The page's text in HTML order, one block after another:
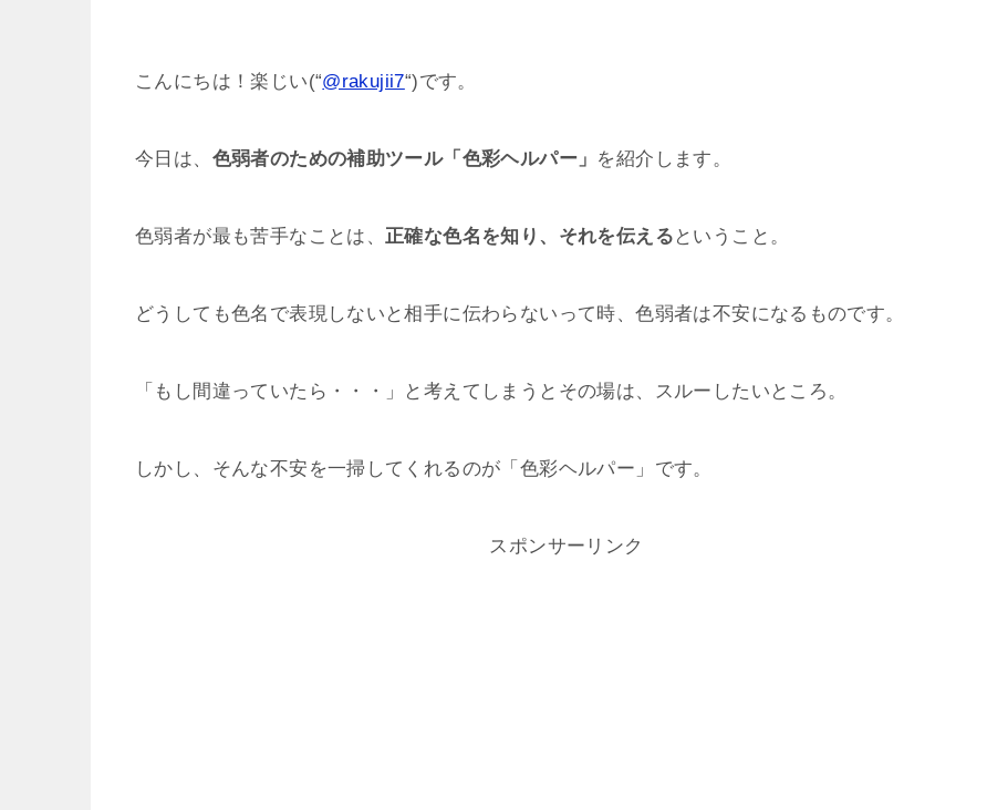
こんにちは！楽じい(“@rakujii7“)です。
今日は、 色弱者のための補助ツール「色彩ヘルパー」 を紹介します。
色弱者が最も苦手なことは、正確な色名を知り、それを伝える ということ。
どうしても色名で表現しないと相手に伝わらないって時、色弱者は不安になるものです。
「もし間違っていたら・・・」と考えてしまうとその場は、スルーしたいところ。
しかし、そんな不安を一掃してくれるのが「色彩ヘルパー」です。
スポンサーリンク